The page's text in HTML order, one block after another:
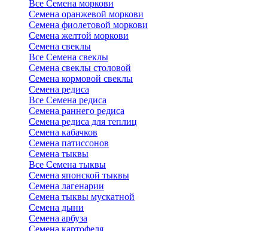
Все Семена моркови
Семена оранжевой моркови
Семена фиолетовой моркови
Семена желтой моркови
Семена свеклы
Все Семена свеклы
Семена свеклы столовой
Семена кормовой свеклы
Семена редиса
Все Семена редиса
Семена раннего редиса
Семена редиса для теплиц
Семена кабачков
Семена патиссонов
Семена тыквы
Все Семена тыквы
Семена японской тыквы
Семена лагенарии
Семена тыквы мускатной
Семена дыни
Семена арбуза
Семена картофеля